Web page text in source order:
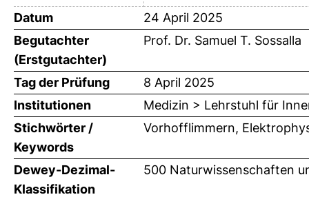
Datum
24 April 2025
Begutachter
(Erstgutachter)
Prof. Dr. Samuel T. Sossalla
Tag der Prüfung
8 April 2025
Institutionen
Medizin > Lehrstuhl für
Stichwörter /
Keywords
Vorhofflimmern,
Dewey-Dezimal-
Klassifikation
500 Naturwissenschaften